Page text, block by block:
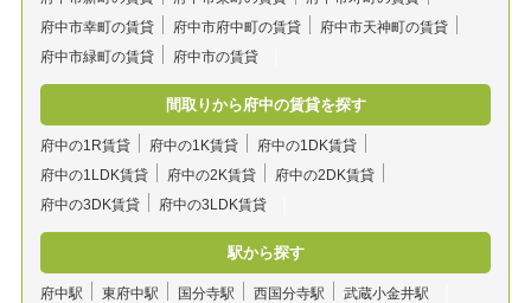
府中市幸町の賃貸
府中市府中町の賃貸
府中市天神町の賃貸
府中市緑町の賃貸
府中市の賃貸
間取りから府中の賃貸を探す
府中の1R賃貸 府中の1K賃貸
府中の1DK賃貸
府中の1LDK賃貸
府中の2K賃貸
府中の2DK賃貸
府中の3DK賃貸
府中の3LDK賃貸
駅から探す
府中駅 東府中駅 国分寺駅 西国分寺駅 武蔵小金井駅